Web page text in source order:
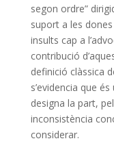
segon ordre”
suport a les
insults cap a
contribució
definició clàssica
s’evidencia que
designa la part,
inconsistència
considerar.